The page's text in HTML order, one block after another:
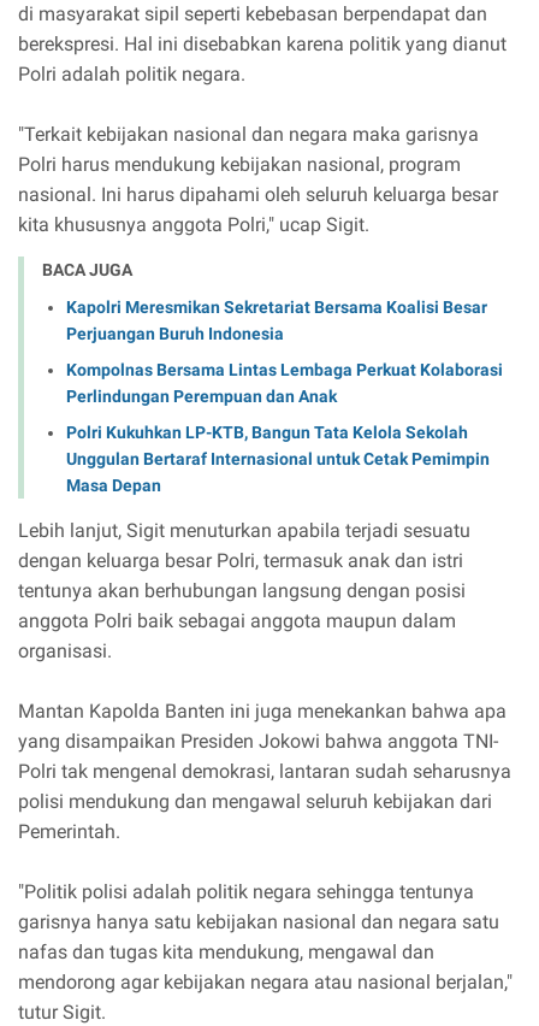
di masyarakat sipil seperti kebebasan berpendapat dan
berekspresi. Hal ini disebabkan karena politik yang dianut
Polri adalah politik negara.
"Terkait kebijakan nasional dan negara maka garisnya
Polri harus mendukung kebijakan nasional, program
nasional. Ini harus dipahami oleh seluruh keluarga besar
kita khususnya anggota Polri," ucap Sigit.
BACA JUGA
Kapolri Meresmikan Sekretariat Bersama Koalisi Besar
Perjuangan Buruh Indonesia
Kompolnas Bersama Lintas Lembaga Perkuat Kolaborasi
Perlindungan Perempuan dan Anak
Polri Kukuhkan LP-KTB, Bangun Tata Kelola Sekolah
Unggulan Bertaraf Internasional untuk Cetak Pemimpin
Masa Depan
Lebih lanjut, Sigit menuturkan apabila terjadi sesuatu
dengan keluarga besar Polri, termasuk anak dan istri
tentunya akan berhubungan langsung dengan posisi
anggota Polri baik sebagai anggota maupun dalam
organisasi.
Mantan Kapolda Banten ini juga menekankan bahwa apa
yang disampaikan Presiden Jokowi bahwa anggota TNI-
Polri tak mengenal demokrasi, lantaran sudah seharusnya
polisi mendukung dan mengawal seluruh kebijakan dari
Pemerintah.
"Politik polisi adalah politik negara sehingga tentunya
garisnya hanya satu kebijakan nasional dan negara satu
nafas dan tugas kita mendukung, mengawal dan
mendorong agar kebijakan negara atau nasional berjalan,"
tutur Sigit.